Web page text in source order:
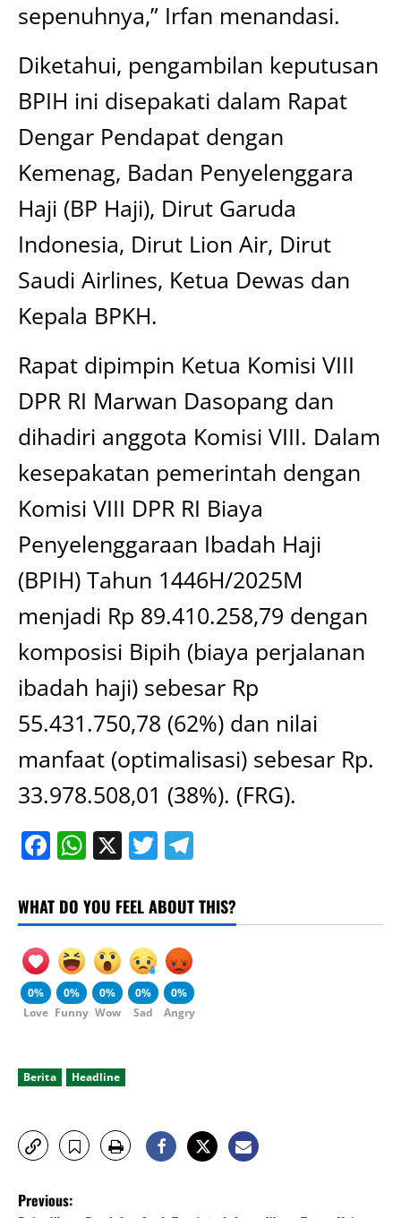
sepenuhnya,” Irfan menandasi.
Diketahui, pengambilan keputusan
BPIH ini disepakati dalam Rapat
Dengar Pendapat dengan
Kemenag, Badan Penyelenggara
Haji (BP Haji), Dirut Garuda
Indonesia, Dirut Lion Air, Dirut
Saudi Airlines, Ketua Dewas dan
Kepala BPKH.
Rapat dipimpin Ketua Komisi VIII
DPR RI Marwan Dasopang dan
dihadiri anggota Komisi VIII. Dalam
kesepakatan pemerintah dengan
Komisi VIII DPR RI Biaya
Penyelenggaraan Ibadah Haji
(BPIH) Tahun 1446H/2025M
menjadi Rp 89.410.258,79 dengan
komposisi Bipih (biaya perjalanan
ibadah haji) sebesar Rp
55.431.750,78 (62%) dan nilai
manfaat (optimalisasi) sebesar Rp.
33.978.508,01 (38%). (FRG).
Facebook
WhatsApp
X Twitter
WHAT DO YOU FEEL ABOUT THIS?
0%
Love
0%
Funny
0%
Wow
0%
Sad
0%
Angry
Berita Headline
P
Previous: